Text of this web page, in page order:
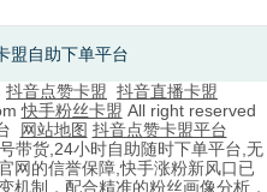
盟自助下单平台
抖音点赞卡盟 抖音直播卡盟
快手粉丝卡盟 All right reserved
网站地图 抖音点赞卡盟平台
带货,24小时自助随时下单平台,无
网的信誉保障,快手涨粉新风口已
机制，配合精准的粉丝画像分析，